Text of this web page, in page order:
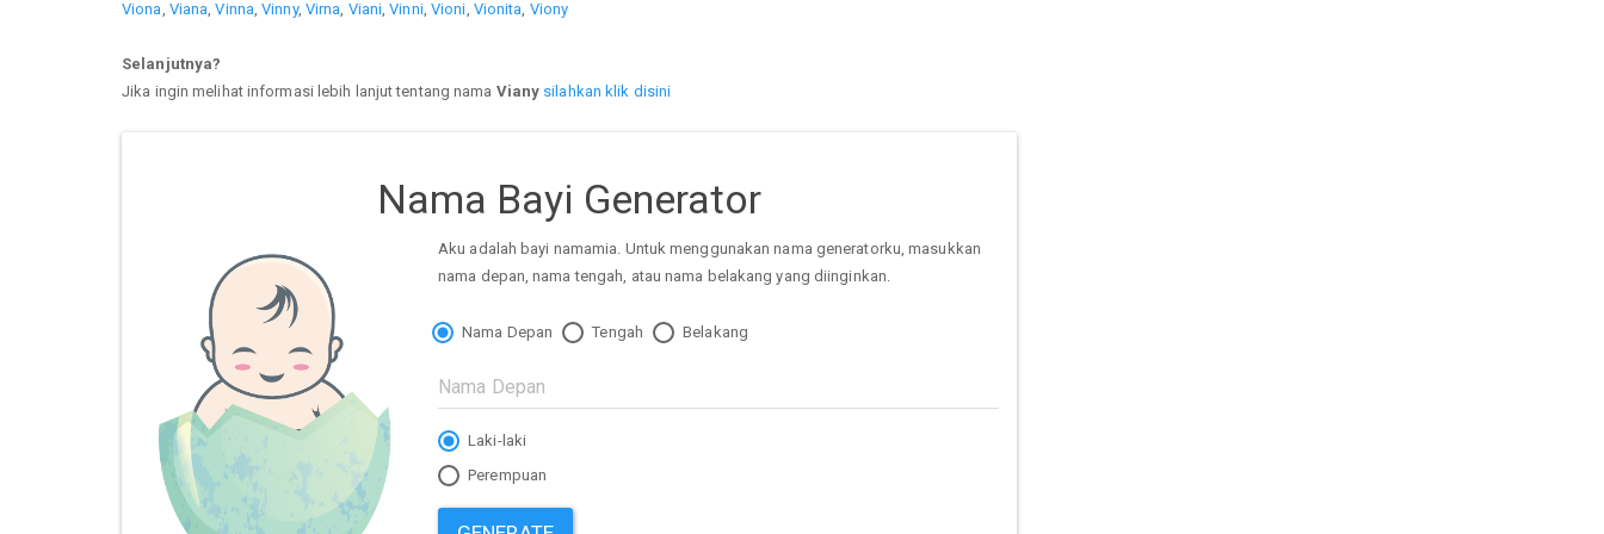
Viona Viana ,Vinna ,Vinny, Virna Viani ,Vinni, Vioni Vionita Viony
Selanjutnya?
Jika ingin melihat informasi lebih lanjut tentang nama Viany silahkan klik disini
Nama Bayi Generator
Aku adalah bayi namamia. Untuk menggunakan nama generatorku, masukkan
nama depan, nama tengah, atau nama belakang yang diinginkan.
Nama Depan Tengah Belakang
Laki-laki
Perempuan